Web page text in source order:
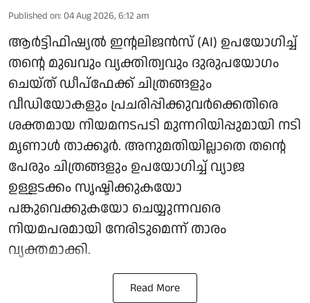
Published on: 04 Aug 2026, 6:12 am
ആർട്ടിഫിഷ്യൽ ഇന്റലിജൻസ് (AI) ഉപയോഗിച്ച്
തന്റെ മുഖവും വ്യക്തിത്വവും ദുരുപയോഗം
ചെയ്ത് ഡീപ്‌ഫേക്ക് ചിത്രങ്ങളും
വീഡിയോകളും പ്രചരിപ്പിക്കുവർക്കെതിരെ
ശക്തമായ നിയമനടപടി മുന്നറിയിപ്പുമായി നടി
മൃണാൾ താക്കൂർ. അനുമതിയില്ലാതെ തന്റെ
പേരും ചിത്രങ്ങളും ഉപയോഗിച്ച് വ്യാജ
ഉള്ളടക്കം സൃഷ്ടിക്കുകയോ
പങ്കുവെക്കുകയോ ചെയ്യുന്നവരെ
നിയമപരമായി നേരിടുമെന്ന് താരം
വ്യക്തമാക്കി.
Read More